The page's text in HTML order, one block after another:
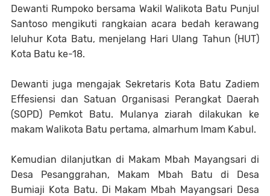
Dewanti Rumpoko bersama Wakil Walikota Batu Punjul
Santoso mengikuti rangkaian acara bedah kerawang
leluhur Kota Batu, menjelang Hari Ulang Tahun (HUT)
Kota Batu ke-18.
Dewanti juga mengajak Sekretaris Kota Batu Zadiem
Effesiensi dan Satuan Organisasi Perangkat Daerah
(SOPD) Pemkot Batu. Mulanya ziarah dilakukan ke
makam Walikota Batu pertama, almarhum Imam Kabul.
Kemudian dilanjutkan di Makam Mbah Mayangsari di
Desa Pesanggrahan, Makam Mbah Batu di Desa
Bumiaji Kota Batu. Di Makam Mbah Mayangsari Desa